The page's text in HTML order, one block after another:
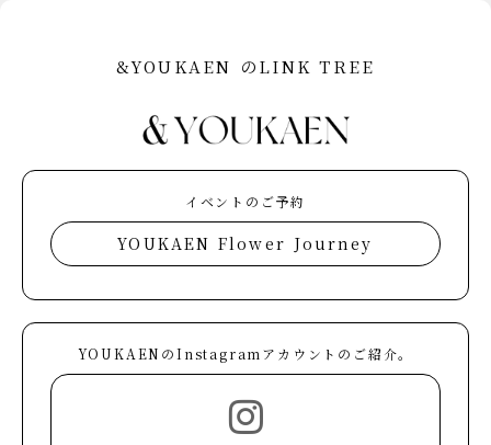
&YOUKAEN のLINK TREE
イベントのご予約
YOUKAEN Flower Journey
YOUKAENのInstagramアカウントのご紹介。